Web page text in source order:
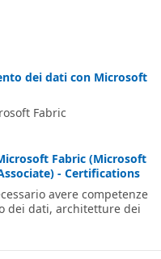
dei dati con Microsoft
Fabric
Fabric (Microsoft
- Certifications
avere competenze
dei dati, architetture dei